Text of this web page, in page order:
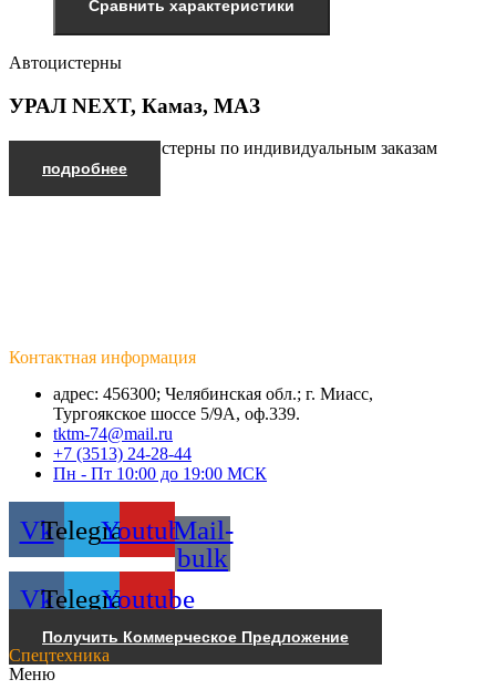
Сравнить характеристики
Автоцистерны
УРАЛ NEXT, Камаз, МАЗ
Производим автоцистерны по индивидуальным заказам
подробнее
Контактная информация
адрес: 456300; Челябинская обл.; г. Миасс,
Тургоякское шоссе 5/9А, оф.339.
tktm-74@mail.ru
+7 (3513) 24-28-44
Пн - Пт 10:00 до 19:00 МСК
VkTelegramYoutubeMail-
bulk
VkTelegramYoutube
Получить Коммерческое Предложение
Спецтехника
Меню